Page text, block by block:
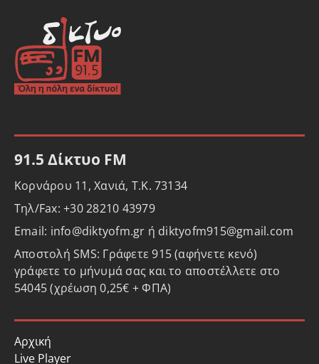
91.5 Δίκτυο FM
Κορνάρου 11, Χανιά, Τ.Κ. 73134
Τηλ/Fax: +30 28210 43979
Email: info@diktyofm.gr ή diktyofm915@gmail.com
Αποστολή SMS: Γράφετε 915 (αφήνετε κενό)
γράφετε το μήνυμά σας και το αποστέλλετε στο
54045 (χρέωση 0,25€ + ΦΠΑ)
Αρχική
Live Player